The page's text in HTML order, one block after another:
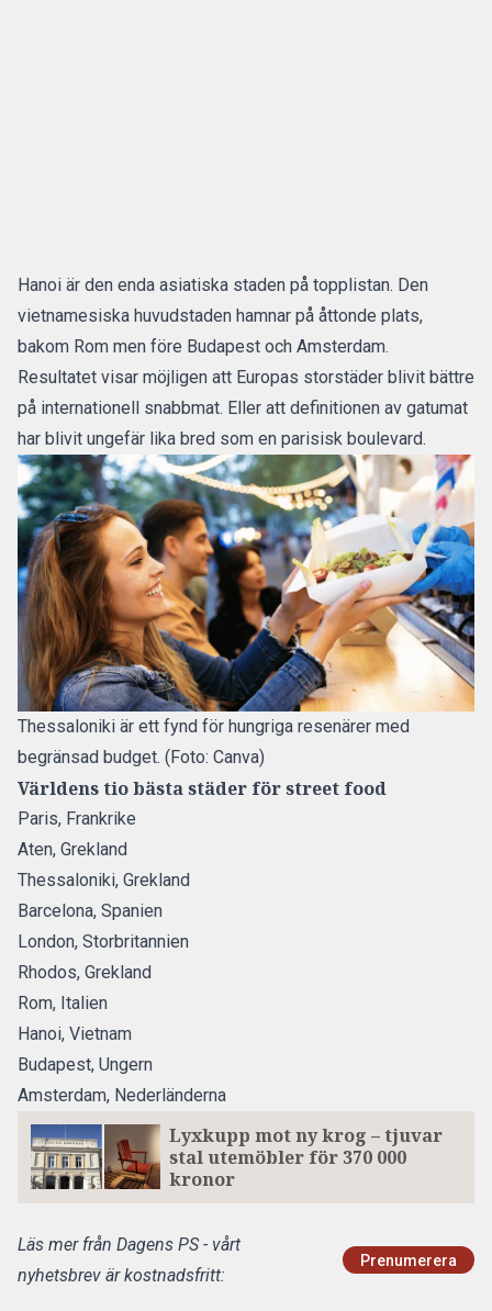
Hanoi är den enda asiatiska staden på topplistan. Den
vietnamesiska huvudstaden hamnar på åttonde plats,
bakom Rom men före Budapest och Amsterdam.
Resultatet visar möjligen att Europas storstäder blivit bättre
på internationell snabbmat. Eller att definitionen av gatumat
har blivit ungefär lika bred som en parisisk boulevard.
Thessaloniki är ett fynd för hungriga resenärer med
begränsad budget. (Foto: Canva)
Världens tio bästa städer för street food
Paris, Frankrike
Aten, Grekland
Thessaloniki, Grekland
Barcelona, Spanien
London, Storbritannien
Rhodos, Grekland
Rom, Italien
Hanoi, Vietnam
Budapest, Ungern
Amsterdam, Nederländerna
Lyxkupp mot ny krog – tjuvar
stal utemöbler för 370 000
kronor
Läs mer från Dagens PS - vårt
nyhetsbrev är kostnadsfritt:
Prenumerera